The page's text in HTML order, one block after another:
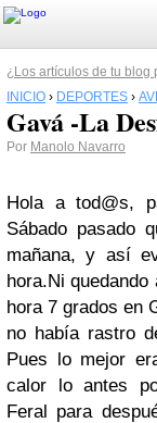
¿Los artículos de tu blog
INICIO › DEPORTES ›
Gavá -La
Por Manolo Navarro
Hola a tod@s,
Sábado pasado
mañana, y así
hora.Ni
hora 7 grados en
no había rastro
Pues lo mejor
calor lo antes
Feral para